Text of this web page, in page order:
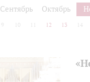
Сентябрь Октябрь
9 10 12 13 14